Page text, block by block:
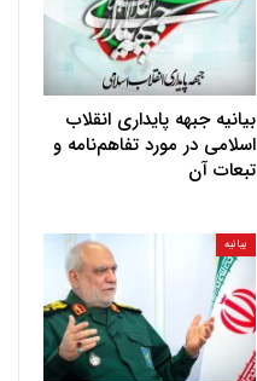
بیانیه جبهه پایداری انقلاب
اسلامی در مورد تفاهم‌نامه و
تبعات آن
بیانیه